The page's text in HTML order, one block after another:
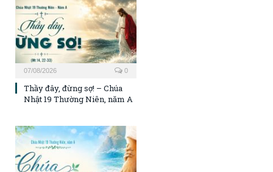
07/08/2026 0
Thầy đây, đừng sợ! – Chúa
Nhật 19 Thường Niên, năm A